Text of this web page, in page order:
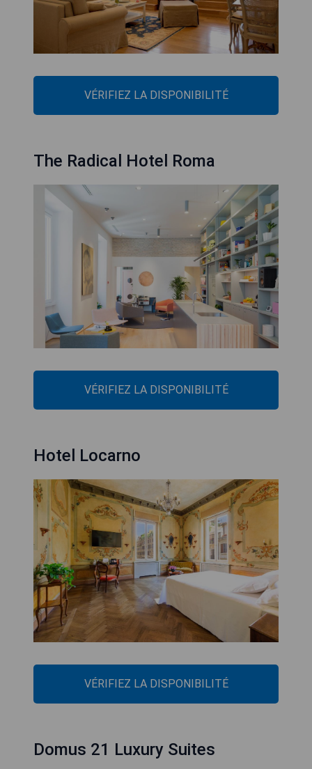
VÉRIFIEZ LA DISPONIBILITÉ
The Radical Hotel Roma
VÉRIFIEZ LA DISPONIBILITÉ
Hotel Locarno
VÉRIFIEZ LA DISPONIBILITÉ
Domus 21 Luxury Suites